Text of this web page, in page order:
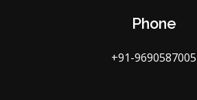
Phone
+91-9690587005